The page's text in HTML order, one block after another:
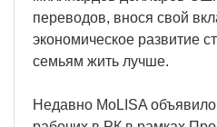
переводов, внося свой
экономическое развитие
семьям жить лучше.
Недавно MoLISA